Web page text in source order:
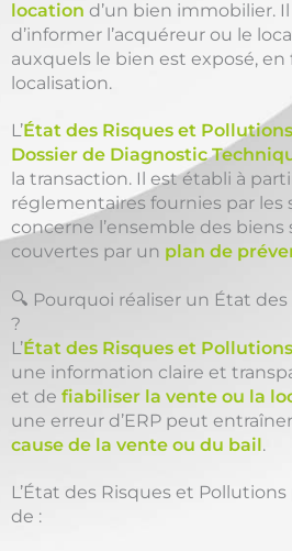
location d’un bien immobilier.
d’informer l’acquéreur ou le
auxquels le bien est exposé,
localisation.
L’État des Risques et Pollutions
Dossier de Diagnostic
la transaction. Il est établi à
réglementaires fournies par les
concerne l’ensemble des biens
couvertes par un plan de
🔍 Pourquoi réaliser un État
?
L’État des Risques et Pollutions
une information claire et
et de fiabiliser la vente ou la
une erreur d’ERP peut
cause de la vente ou du bail.
L’État des Risques et
de :